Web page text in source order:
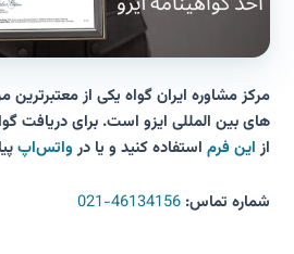
مرکز مشاوره ایران گواه یکی از
های بین المللی ایزو است. برای دریافت
ازاین فرم استفاده کنید و یا درواتس‌اپ
شماره تماس: 46134156-021